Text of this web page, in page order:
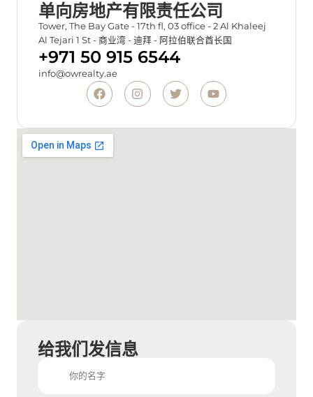
单向房地产有限责任公司
Tower, The Bay Gate - 17th fl, 03 office - 2 Al Khaleej
Al Tejari 1 St - 商业湾 - 迪拜 - 阿拉伯联合酋长国
+971 50 915 6544
info@owrealty.ae
给我们发信息